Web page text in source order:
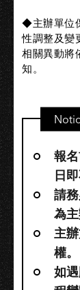
◆主辦單位
性調整及變
相關異動將
知。
報
日
請
為
主
權。
如